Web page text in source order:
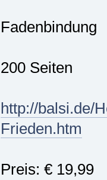
Fadenbindung
200 Seiten
http://balsi.de/
Frieden.htm
Preis: € 19,99